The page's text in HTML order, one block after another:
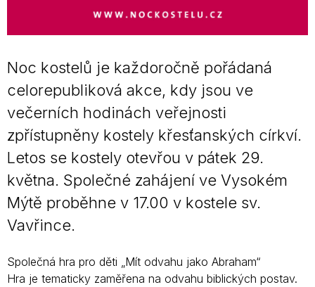
Noc kostelů je každoročně pořádaná
celorepubliková akce, kdy jsou ve
večerních hodinách veřejnosti
zpřístupněny kostely křesťanských církví.
Letos se kostely otevřou v pátek 29.
května. Společné zahájení ve Vysokém
Mýtě proběhne v 17.00 v kostele sv.
Vavřince.
Společná hra pro děti „Mít odvahu jako Abraham“
Hra je tematicky zaměřena na odvahu biblických postav.